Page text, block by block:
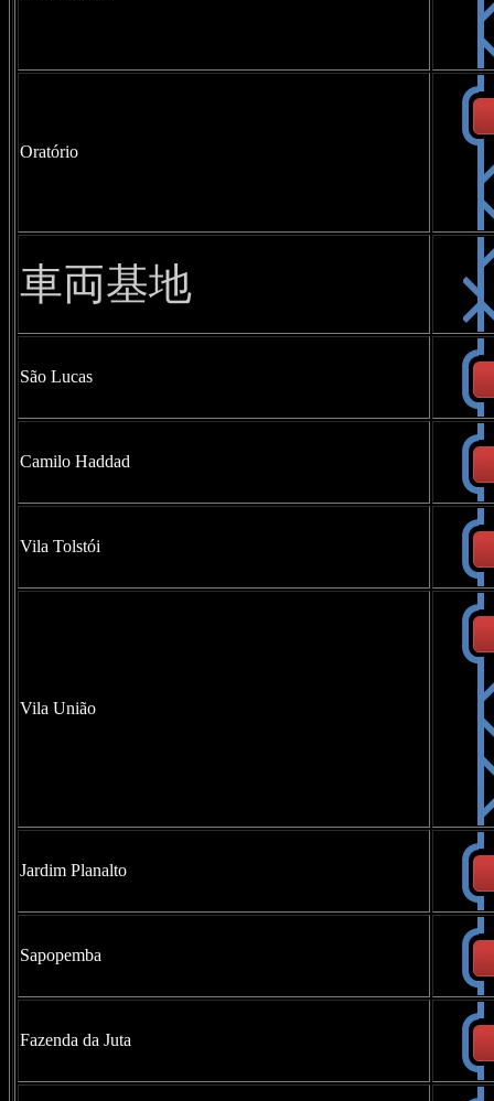
Oratório
車両基地
São Lucas
Camilo Haddad
Vila Tolstói
Vila União
Jardim Planalto
Sapopemba
Fazenda da Juta